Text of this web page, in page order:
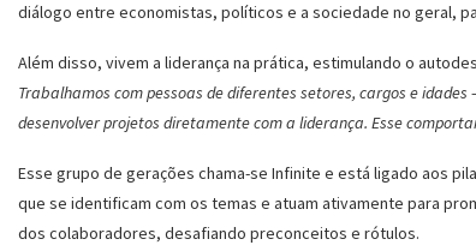
diálogo entre economistas, políticos e a sociedade no geral,
Além disso, vivem a liderança na prática, estimulando o
Trabalhamos com pessoas de diferentes setores, cargos e
desenvolver projetos diretamente com a liderança. Esse
Esse grupo de gerações chama-se Infinite e está ligado aos
que se identificam com os temas e atuam ativamente para
dos colaboradores, desafiando preconceitos e rótulos.